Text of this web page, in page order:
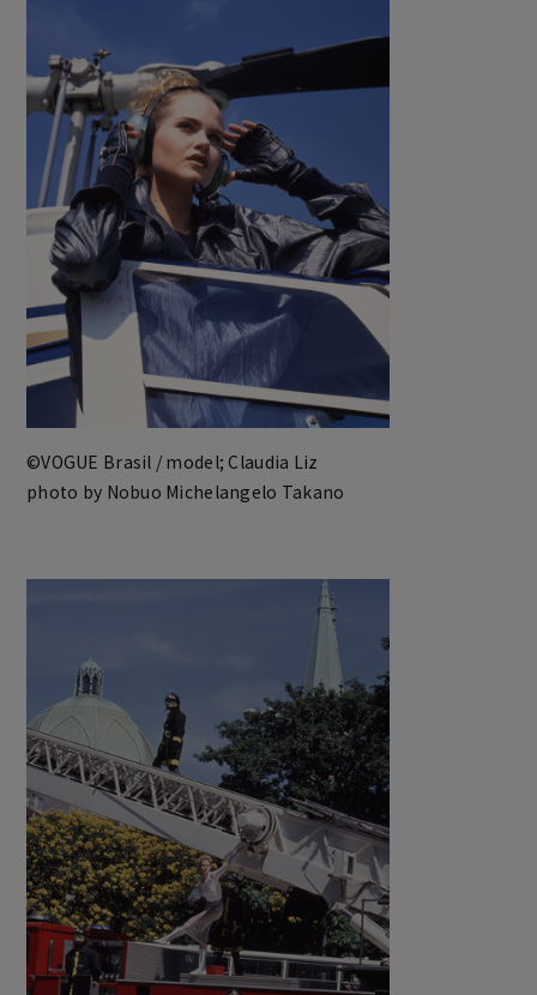
©VOGUE Brasil / model; Claudia Liz
photo by Nobuo Michelangelo Takano